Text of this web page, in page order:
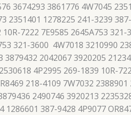
3674293 3861776 4W7045
1278225 241-3239
7222 7E9585 2645A753
321-3600 4W7018 3210990
2042067 3920205
4P2995 269-1839 10R-
218-4109 7W7032
2490746 3920213
387-9428 4P9077